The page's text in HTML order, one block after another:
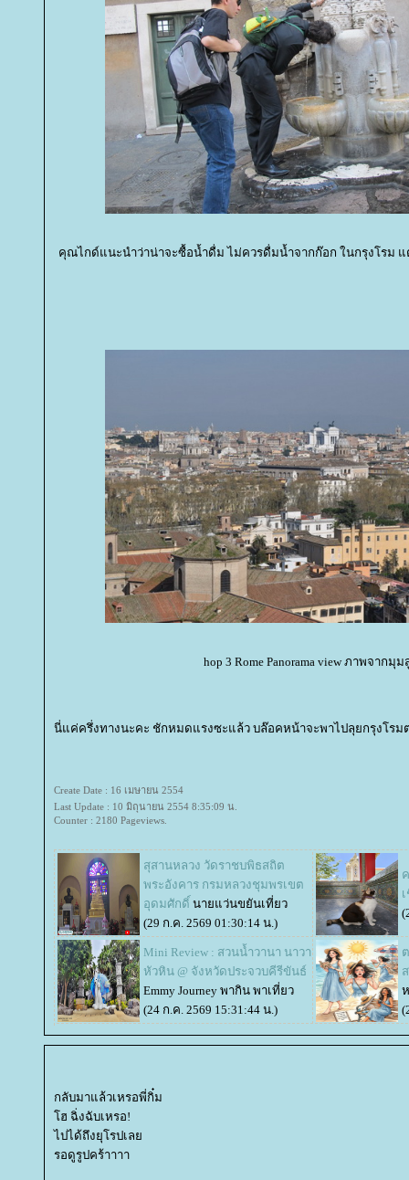
คุณไกด์แนะนำว่าน่าจะซื้อน้ำดื่ม ไม่ควรดื่มน้ำจากก๊อก ในกรุงโรม แ
hop 3 Rome Panorama view ภาพจากมุม
นี่แค่ครึ่งทางนะคะ ชักหมดแรงซะแล้ว บล๊อคหน้าจะพาไปลุยกรุงโรม
Create Date : 16 เมษายน 2554
Last Update : 10 มิถุนายน 2554 8:35:09 น.
Counter : 2180 Pageviews.
สุสานหลวง วัดราชบพิธสถิต
พระอังคาร กรมหลวงชุมพรเขต
อุดมศักดิ์ นายแว่นขยันเที่ยว
(29 ก.ค. 2569 01:30:14 น.)
Mini Review : สวนน้ำวานา นาวา
หัวหิน @ จังหวัดประจวบคีรีขันธ์
Emmy Journey พากิน พาเที่ยว
(24 ก.ค. 2569 15:31:44 น.)
กลับมาแล้วเหรอพี่กิ๋ม
ฮ ฉิ่งฉับเหรอ!
ไปได้ถึงยุโรปเล
รอดูรูปคร้าาาา